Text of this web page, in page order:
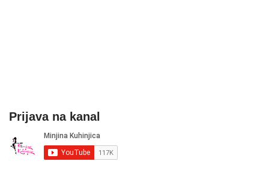
Prijava na kanal